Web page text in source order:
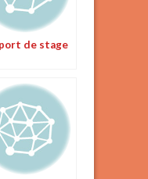
de stage